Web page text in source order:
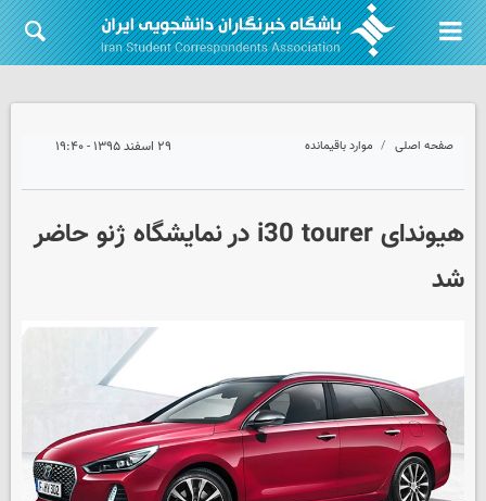
صفحه اصلی موارد باقیمانده ۲۹ اسفند ۱۳۹۵ - ۱۹:۴۰
هیوندای i30 tourer در نمایشگاه ژنو حاضر
شد